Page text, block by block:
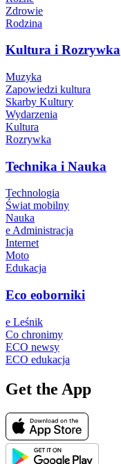
Zdrowie
Rodzina
Kultura i Rozrywka
Muzyka
Zapowiedzi kultura
Skarby Kultury
Wydarzenia
Kultura
Rozrywka
Technika i Nauka
Technologia
Świat mobilny
Nauka
e Administracja
Internet
Moto
Edukacja
Eco eoborniki
e Leśnik
Co chronimy
ECO newsy
ECO edukacja
Get the App